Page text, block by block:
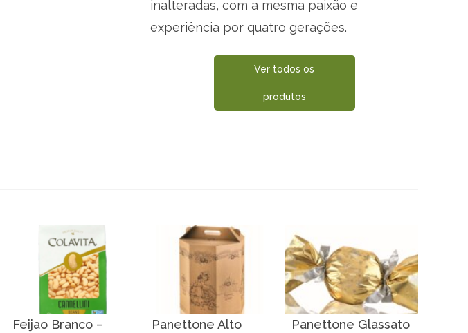
inalteradas, com a mesma paixão e
experiência por quatro gerações.
Ver todos os
produtos
Feijao Branco –
Panettone Alto
Panettone Glassato